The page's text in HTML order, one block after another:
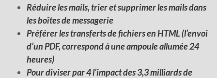
Réduire les mails, trier et supprimer les mails dans
les boîtes de messagerie
Préférer les transferts de fichiers en HTML (l’envoi
d’un PDF, correspond à une ampoule allumée 24
heures)
Pour diviser par 4 l’impact des3,3 milliards de